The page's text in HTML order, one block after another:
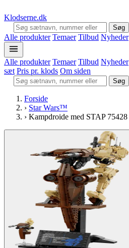
Klodserne.dk
Søg
Alle produkter Temaer Tilbud Nyheder
Alle produkter Temaer Tilbud Nyheder
sæt Pris pr. klods Om siden
Søg
Forside
› Star Wars™
› Kampdroide med STAP 75428